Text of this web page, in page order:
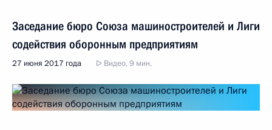
Заседание бюро Союза машиностроителей и Лиги
содействия оборонным предприятиям
27 июня 2017 года Видео, 9 мин.